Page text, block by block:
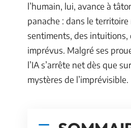
l’humain, lui, avance à
panache : dans le
sentiments, des intuitions,
imprévus. Malgré ses
l’IA s’arrête net dès que
mystères de l’imprévisible.